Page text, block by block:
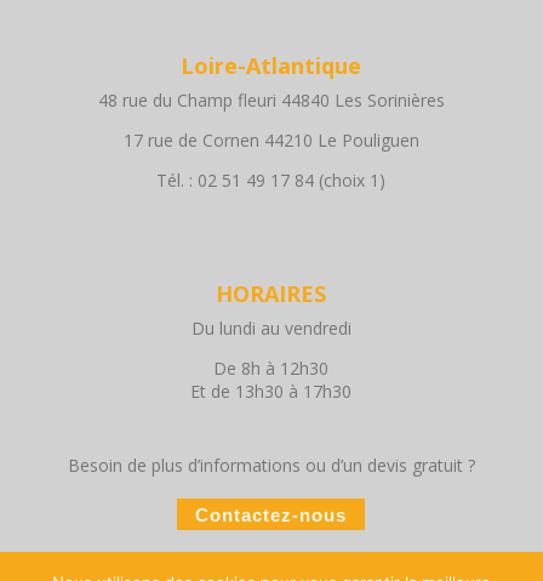
Loire-Atlantique
48 rue du Champ fleuri 44840 Les Sorinières
17 rue de Cornen 44210 Le Pouliguen
Tél. : 02 51 49 17 84 (choix 1)
HORAIRES
Du lundi au vendredi
De 8h à 12h30
Et de 13h30 à 17h30
Besoin de plus d’informations ou d’un devis gratuit ?
Contactez-nous